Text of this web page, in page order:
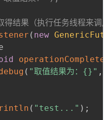
结果（执行任务线程来调
( new
operationComplete
( "取值结果为：{}" ,
( "test..." ) ;